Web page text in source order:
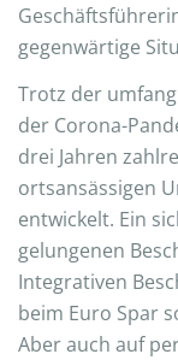
gegenwärtige
Trotz der
der Corona-
drei Jahren
ortsansässigen
entwickelt. Ein
gelungenen
Integrativen
beim Euro Spar
Aber auch auf